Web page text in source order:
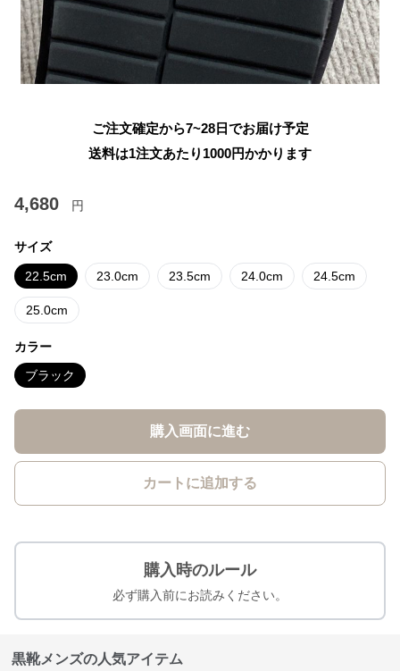
ご注文確定から7~28日でお届け予定
送料は1注文あたり 1000円かかります
4,680 円
サイズ
22.5cm 23.0cm 23.5cm 24.0cm 24.5cm
25.0cm
カラー
ブラック
購入画面に進む
カートに追加する
購入時のルール
必ず購入前にお読みください。
黒靴メンズの人気アイテム